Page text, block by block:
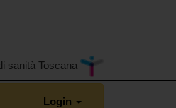
sanità Toscana
Login